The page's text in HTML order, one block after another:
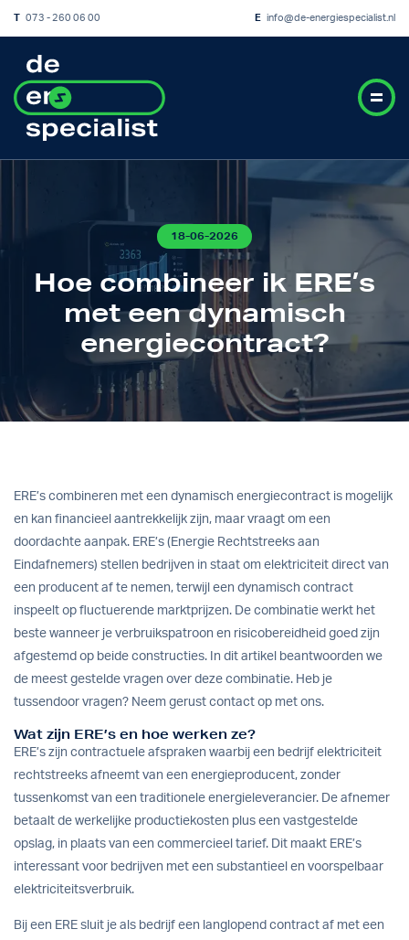
073 - 260 06 00 E info@de-energiespecialist.nl
18-06-2026
Hoe combineer ik ERE’s
met een dynamisch
energiecontract?
ERE’s combineren met een dynamisch energiecontract is mogelijk
en kan financieel aantrekkelijk zijn, maar vraagt om een
doordachte aanpak. ERE’s (Energie Rechtstreeks aan
Eindafnemers) stellen bedrijven in staat om elektriciteit direct van
een producent af te nemen, terwijl een dynamisch contract
inspeelt op fluctuerende marktprijzen. De combinatie werkt het
beste wanneer je verbruikspatroon en risicobereidheid goed zijn
afgestemd op beide constructies. In dit artikel beantwoorden we
de meest gestelde vragen over deze combinatie. Heb je
tussendoor vragen? Neem gerust contact op met ons.
Wat zijn ERE’s en hoe werken ze?
ERE’s zijn contractuele afspraken waarbij een bedrijf elektriciteit
rechtstreeks afneemt van een energieproducent, zonder
tussenkomst van een traditionele energieleverancier. De afnemer
betaalt de werkelijke productiekosten plus een vastgestelde
opslag, in plaats van een commercieel tarief. Dit maakt ERE’s
interessant voor bedrijven met een substantieel en voorspelbaar
elektriciteitsverbruik.
Bij een ERE sluit je als bedrijf een langlopend contract af met een